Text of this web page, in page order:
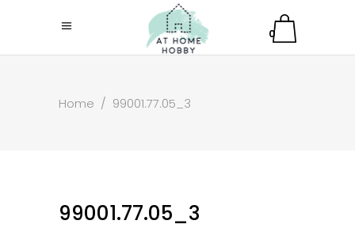
0
Home / 99001.77.05_3
99001.77.05_3